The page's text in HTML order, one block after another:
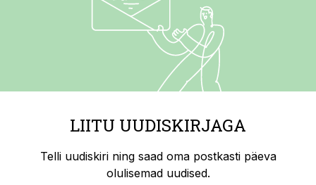
LIITU UUDISKIRJAGA
Telli uudiskiri ning saad oma postkasti päeva
olulisemad uudised.